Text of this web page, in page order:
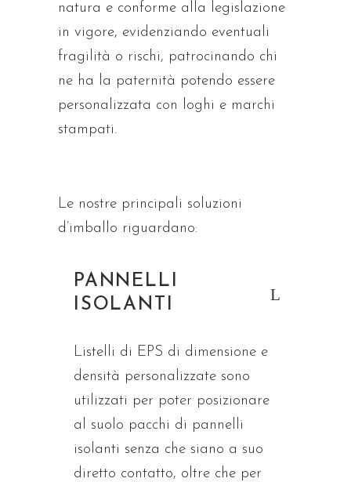
natura e conforme alla legislazione
in vigore, evidenziando eventuali
fragilità o rischi, patrocinando chi
ne ha la paternità potendo essere
personalizzata con loghi e marchi
stampati.
Le nostre principali soluzioni
d’imballo riguardano:
PANNELLI
ISOLANTI
Listelli di EPS di dimensione e
densità personalizzate sono
utilizzati per poter posizionare
al suolo pacchi di pannelli
isolanti senza che siano a suo
diretto contatto, oltre che per